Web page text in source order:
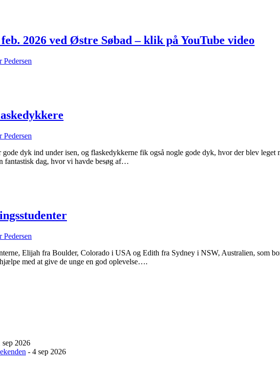
2026 ved Østre Søbad – klik på YouTube video
dyk ind under isen, og flaskedykkerne fik også nogle gode dyk, hvor der blev leget
fantastisk dag, hvor vi havde besøg af…
Elijah fra Boulder, Colorado i USA og Edith fra Sydney i NSW, Australien, som
med at give de unge en god oplevelse….
2026
- 4 sep 2026